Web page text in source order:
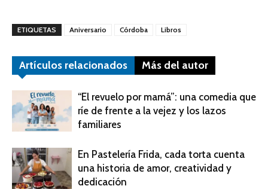
ETIQUETAS Aniversario Córdoba Libros
Artículos relacionados Más del autor
“El revuelo por mamá”: una comedia que
ríe de frente a la vejez y los lazos
familiares
En Pastelería Frida, cada torta cuenta
una historia de amor, creatividad y
dedicación